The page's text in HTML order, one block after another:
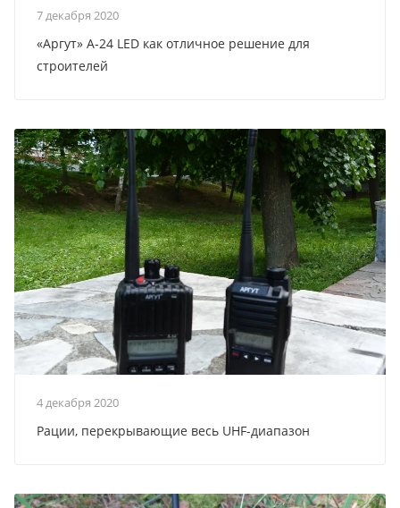
7 декабря 2020
«Аргут» А-24 LED как отличное решение для
строителей
4 декабря 2020
Рации, перекрывающие весь UHF-диапазон